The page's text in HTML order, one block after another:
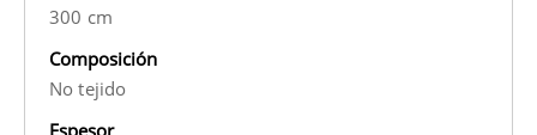
300 cm
Composición
No tejido
Espesor